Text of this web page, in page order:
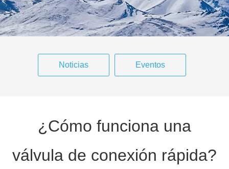
Noticias Eventos
¿Cómo funciona una
válvula de conexión rápida?